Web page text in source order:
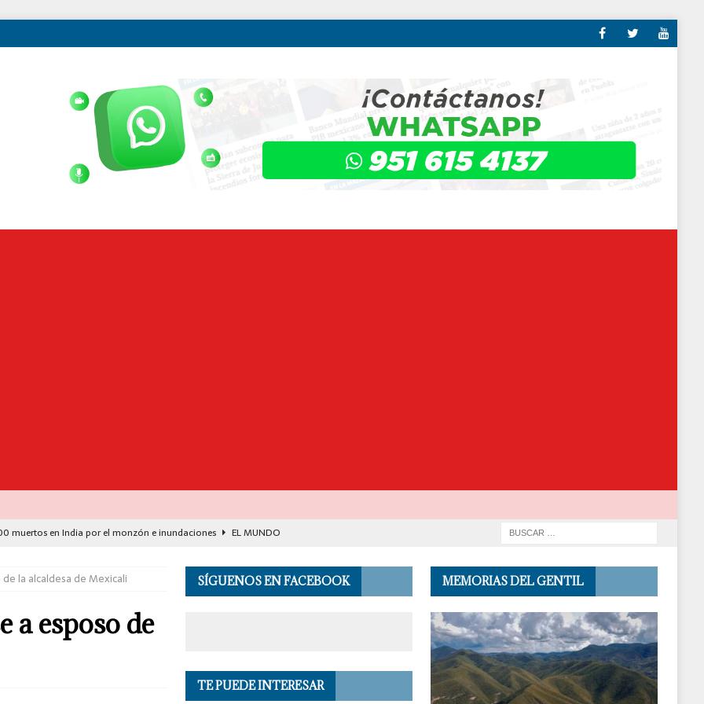
muertos en India por el monzón e inundaciones
EL MUNDO
justicia social para Oaxaca
España y Francia desarticulan célula del CJNG
avance histórico para miles de familias con el programa Vivienda
la alcaldesa de Mexicali
a esposo de
SÍGUENOS EN FACEBOOK
TE PUEDE INTERESAR
MEMORIAS DEL GENTIL